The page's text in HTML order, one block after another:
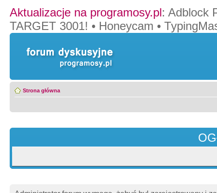
Aktualizacje na programosy.pl: Adblock
TARGET 3001! • Honeycam •
Strona główna